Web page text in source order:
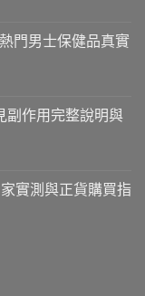
門男士保健品真實
副作用完整說明與
實測與正貨購買指